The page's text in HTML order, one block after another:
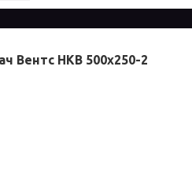
Вентс НКВ 500x250-2